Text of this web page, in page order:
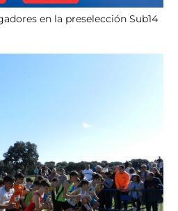
en la preselección Sub14